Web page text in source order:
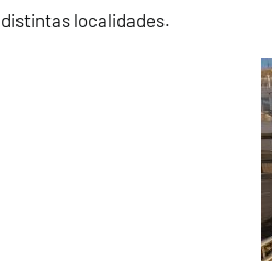
distintas localidades.